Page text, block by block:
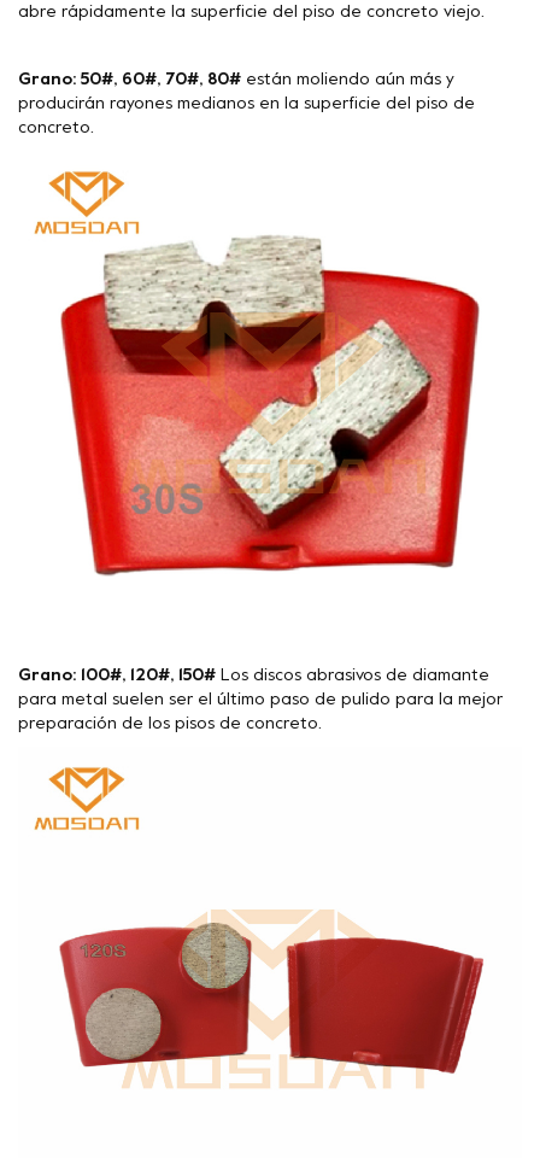
abre rápidamente la superficie del piso de concreto viejo.
Grano: 50#, 60#, 70#, 80# están moliendo aún más y
producirán rayones medianos en la superficie del piso de
concreto.
Grano: 100#, 120#, 150#
Los discos abrasivos de diamante
para metal suelen ser el último paso de pulido para la mejor
preparación de los pisos de concreto.